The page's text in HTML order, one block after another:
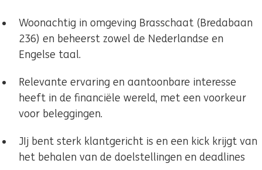
Woonachtig in omgeving Brasschaat (Bredabaan
236) en beheerst zowel de Nederlandse en
Engelse taal.
Relevante ervaring en aantoonbare interesse
heeft in de financiële wereld, met een voorkeur
voor beleggingen.
JIj bent sterk klantgericht is en een kick krijgt van
het behalen van de doelstellingen en deadlines